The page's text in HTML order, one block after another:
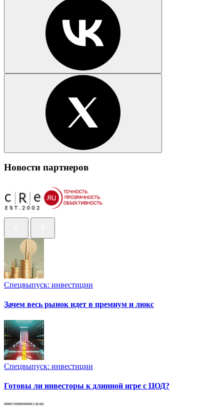
Новости партнеров
Спецвыпуск: инвестиции
Зачем весь рынок идет в премиум и люкс
Спецвыпуск: инвестиции
Готовы ли инвесторы к длинной игре с ЦОД?